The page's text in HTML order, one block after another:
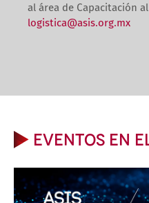
al área de Capacitación
logistica@asis.org.mx
EVENTOS EN